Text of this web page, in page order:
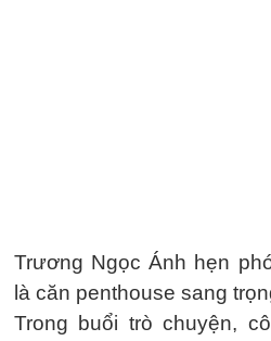
Trương Ngọc Ánh hẹn
là căn penthouse sang
Trong buổi trò chuyện,